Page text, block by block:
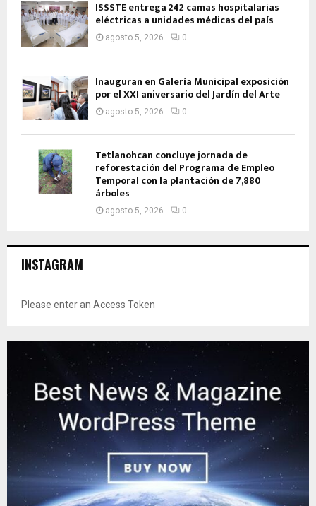
ISSSTE entrega 242 camas hospitalarias
eléctricas a unidades médicas del país
agosto 5, 2026 0
Inauguran en Galería Municipal exposición
por el XXI aniversario del Jardín del Arte
agosto 5, 2026 0
Tetlanohcan concluye jornada de
reforestación del Programa de Empleo
Temporal con la plantación de 7,880
árboles
agosto 5, 2026 0
INSTAGRAM
Please enter an Access Token